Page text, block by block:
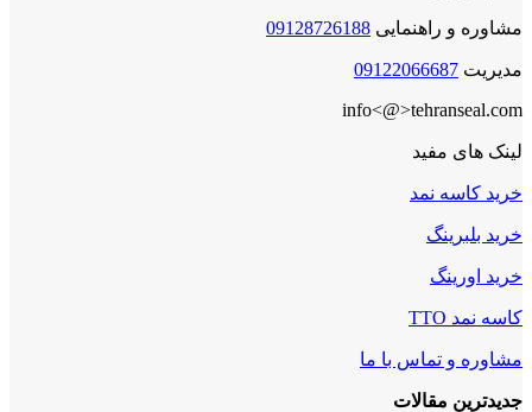
مشاوره و راهنمایی 09128726188
مدیریت 09122066687
info<@>tehranseal.com
لینک های مفید
خرید کاسه نمد
خرید بلبرینگ
خرید اورینگ
کاسه نمد TTO
مشاوره و تماس با ما
جدیدترین مقالات